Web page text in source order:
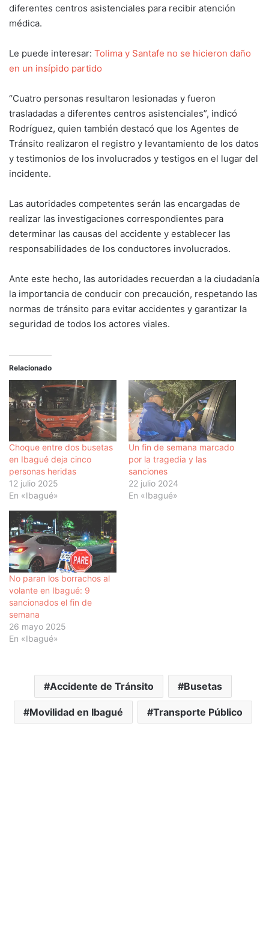
diferentes centros asistenciales para recibir atención
médica.
Le puede interesar: Tolima y Santafe no se hicieron daño
en un insípido partido
“Cuatro personas resultaron lesionadas y fueron
trasladadas a diferentes centros asistenciales”, indicó
Rodríguez, quien también destacó que los Agentes de
Tránsito realizaron el registro y levantamiento de los datos
y testimonios de los involucrados y testigos en el lugar del
incidente.
Las autoridades competentes serán las encargadas de
realizar las investigaciones correspondientes para
determinar las causas del accidente y establecer las
responsabilidades de los conductores involucrados.
Ante este hecho, las autoridades recuerdan a la ciudadanía
la importancia de conducir con precaución, respetando las
normas de tránsito para evitar accidentes y garantizar la
seguridad de todos los actores viales.
Relacionado
Choque entre dos busetas
en Ibagué deja cinco
personas heridas
12 julio 2025
En «Ibagué»
Un fin de semana marcado
por la tragedia y las
sanciones
22 julio 2024
En «Ibagué»
No paran los borrachos al
volante en Ibagué: 9
sancionados el fin de
semana
26 mayo 2025
En «Ibagué»
Accidente de Tránsito Busetas
Movilidad en Ibagué Transporte Público